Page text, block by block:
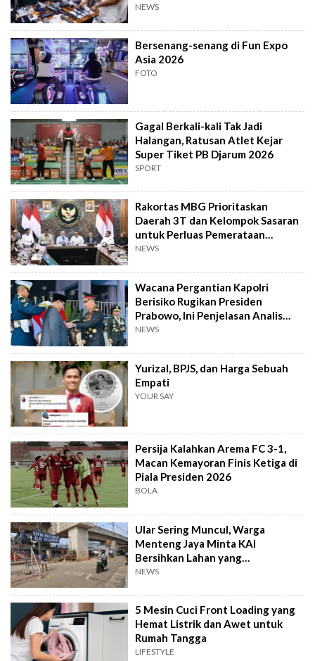
NEWS
Bersenang-senang di Fun Expo
Asia 2026
FOTO
Gagal Berkali-kali Tak Jadi
Halangan, Ratusan Atlet Kejar
Super Tiket PB Djarum 2026
SPORT
Rakortas MBG Prioritaskan
Daerah 3T dan Kelompok Sasaran
untuk Perluas Pemerataan
Program
NEWS
Wacana Pergantian Kapolri
Berisiko Rugikan Presiden
Prabowo, Ini Penjelasan Analis
Politik
NEWS
Yurizal, BPJS, dan Harga Sebuah
Empati
YOUR SAY
Persija Kalahkan Arema FC 3-1,
Macan Kemayoran Finis Ketiga di
Piala Presiden 2026
BOLA
Ular Sering Muncul, Warga
Menteng Jaya Minta KAI
Bersihkan Lahan yang
Terbengkalai
NEWS
5 Mesin Cuci Front Loading yang
Hemat Listrik dan Awet untuk
Rumah Tangga
LIFESTYLE